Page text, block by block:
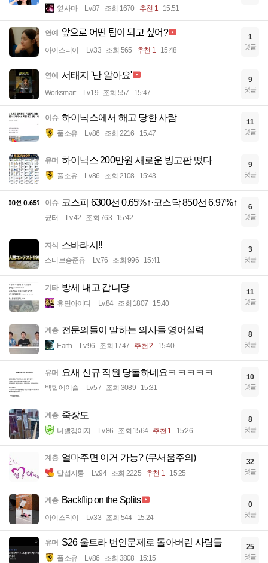
옆사마 Lv.87 조회 1670 추천 1 15:51
연예 앞으로 어떤 팀이 되고 싶어?
아이스티이 Lv.33 조회 565 추천 1 15:48
1
댓글
연예 서태지 '난 알아요'
Worksmart Lv.19 조회 557 15:47
9
댓글
이슈 하이닉스에서 해고 당한 사람
풀소유 Lv.86 조회 2216 15:47
11
댓글
유머 하이닉스 200만원 새로운 빙고판 떴다
풀소유 Lv.86 조회 2108 15:43
9
댓글
이슈 코스피 6300선 0.65%↑·코스닥 850선 6.97%↑
균터 Lv.42 조회 763 15:42
6
댓글
지식 스바라시!!
스티브승준유 Lv.76 조회 996 15:41
3
댓글
기타 방세 내고 갑니당
휴면아이디 Lv.84 조회 1807 15:40
11
댓글
계층 전문의들이 말하는 의사들 영어실력
Earth Lv.96 조회 1747 추천 2 15:40
8
댓글
유머 요새 신규 직원 당돌하네요ㅋㅋㅋㅋㅋ
백합에이슬 Lv.57 조회 3089 15:31
10
댓글
계층 죽장도
너빨갱이지 Lv.86 조회 1564 추천 1 15:26
8
댓글
계층 얼마주면 이거 가능? (무서움주의)
달섭지롱 Lv.94 조회 2225 추천 1 15:25
32
댓글
계층 Backflip on the Splits
아이스티이 Lv.33 조회 544 15:24
0
댓글
유머 S26 울트라 번인문제로 돌아버린 사람들
풀소유 Lv.86 조회 3808 15:15
25
댓글